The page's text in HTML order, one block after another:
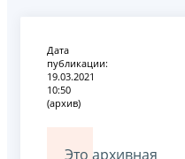
Дата
публикации:
19.03.2021
10:50
(архив)
Это архивная